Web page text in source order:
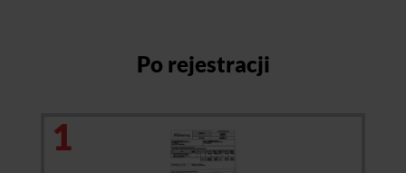
Po rejestracji
1